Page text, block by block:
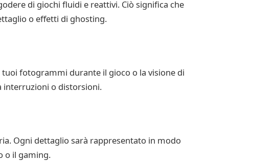
di giochi fluidi e reattivi. Ciò significa che
o effetti di ghosting.
fotogrammi durante il gioco o la visione di
interruzioni o distorsioni.
Ogni dettaglio sarà rappresentato in modo
o il gaming.